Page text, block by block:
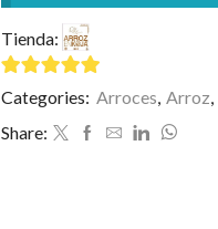
Tienda:
4.93 de 5
Categories: Arroces, Arroz,
Share: